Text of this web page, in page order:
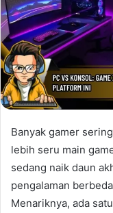
Banyak gamer
lebih seru main
sedang naik daun
pengalaman
Menariknya, ada